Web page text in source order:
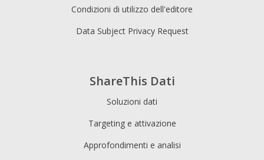
ShareThis Dati
Soluzioni dati
Targeting e attivazione
Approfondimenti e analisi
Condizioni di utilizzo dell'editore
Data Subject Privacy Request